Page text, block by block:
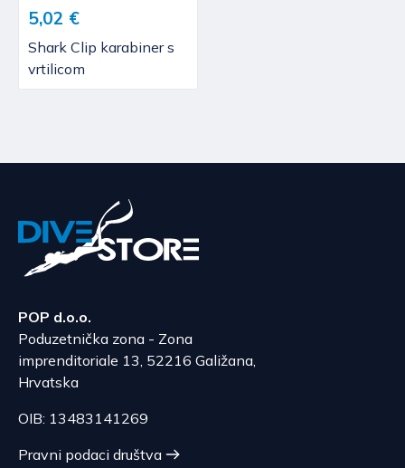
5,02 €
Shark Clip karabiner s
vrtilicom
POP d.o.o.
Poduzetnička zona - Zona
imprenditoriale 13, 52216 Galižana,
Hrvatska
OIB: 13483141269
Pravni podaci društva